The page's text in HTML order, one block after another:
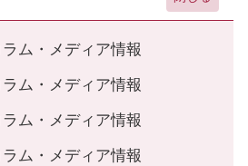
ム・メディア情報
ム・メディア情報
ム・メディア情報
ム・メディア情報